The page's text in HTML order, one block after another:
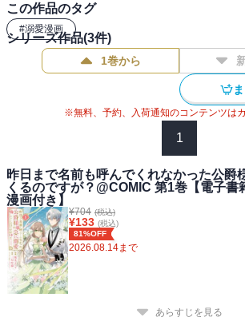
“冷血公爵”と呼ばれていた日々から一変、妻の
ようになったアレクシア公爵。
あまりの変貌ぶりに誰もが疑問を抱く中、公爵
出来事――絶望に打ちひしがれながら死んでい
悲惨な記憶の中で、地位も名誉も自由も全て
し伸べたのは、存在すら忘れかけていた妻・マ
彼女の純粋な献身と温かな笑顔が、凍り付いた
「生きる価値のない人間なんていないわ」
「僕は生きたい、君と共に」
少しずつ心を通わせていくふたりだったが、
ーヌを蔑ろにしていた過去が大きな後悔とな
さらに、公爵の弟・レイモンドの来訪によって
に向かっていき・・・・・・。
この作品のタグ
#溺愛漫画
シリーズ作品(3件)
1巻から
※無料、予約、入荷通知のコンテンツは
1
昨日まで名前も呼んでくれなかった公爵
くるのですが？@COMIC 第1巻【電子書
漫画付き】
¥704 (税込)
¥133 (税込)
81%OFF
2026.08.14まで
あらすじを見る